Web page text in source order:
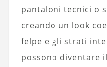
pantaloni tecnici o
creando un look
felpe e gli strati
possono diventare